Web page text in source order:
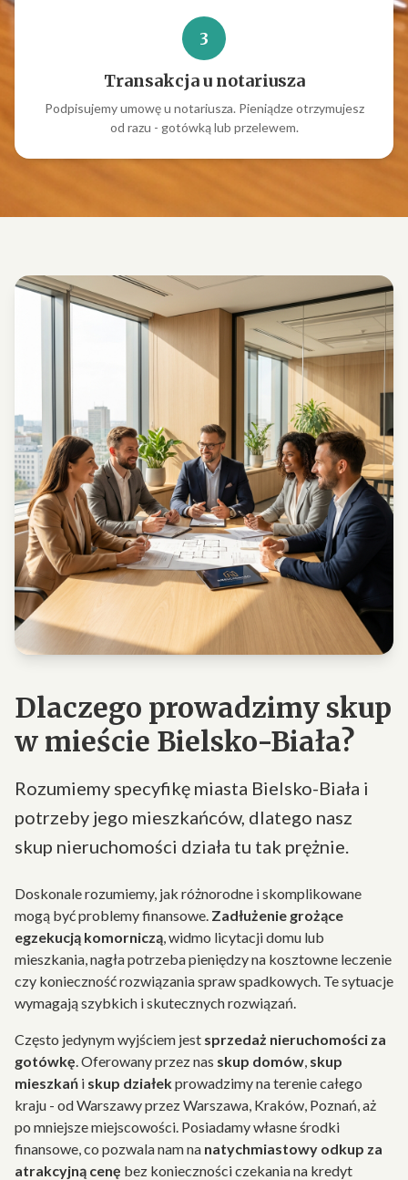
3
Transakcja u notariusza
Podpisujemy umowę u notariusza. Pieniądze otrzymujesz
od razu - gotówką lub przelewem.
Dlaczego prowadzimy skup
w mieście Bielsko-Biała?
Rozumiemy specyfikę miasta Bielsko-Biała i
potrzeby jego mieszkańców, dlatego nasz
skup nieruchomości działa tu tak prężnie.
Doskonale rozumiemy, jak różnorodne i skomplikowane
mogą być problemy finansowe. Zadłużenie grożące
egzekucją komorniczą, widmo licytacji domu lub
mieszkania, nagła potrzeba pieniędzy na kosztowne leczenie
czy konieczność rozwiązania spraw spadkowych. Te sytuacje
wymagają szybkich i skutecznych rozwiązań.
Często jedynym wyjściem jest sprzedaż nieruchomości za
gotówkę. Oferowany przez nas skup domów, skup
mieszkań i skup działekprowadzimy na terenie całego
kraju - od Warszawy przez Warszawa, Kraków, Poznań, aż
po mniejsze miejscowości. Posiadamy własne środki
finansowe, co pozwala nam na natychmiastowy odkup za
atrakcyjną cenę bez konieczności czekania na kredyt